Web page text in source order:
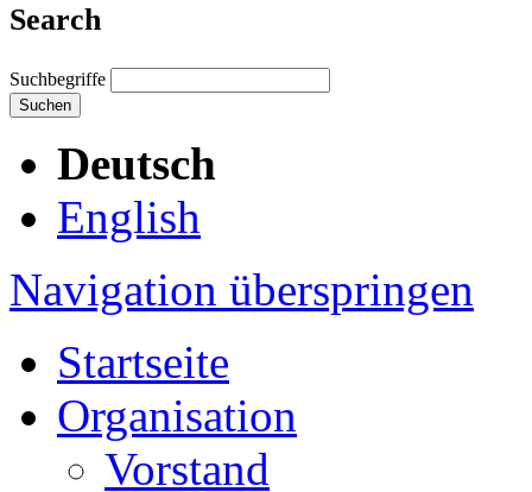
Search
Suchbegriffe
Suchen
Deutsch
English
Navigation überspringen
Startseite
Organisation
Vorstand